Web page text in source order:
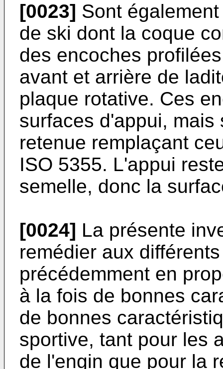
[0023] Sont
de ski dont la coque
des encoches
avant et arrière de
plaque rotative. Ces
surfaces d'appui,
retenue remplaçant
ISO 5355. L'appui
semelle, donc la
[0024] La présente
remédier aux
précédemment en
à la fois de bonnes
de bonnes
sportive, tant pour les
de l'engin que pour la